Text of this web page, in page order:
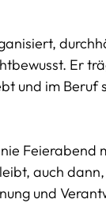
Er
und im Beruf
Feierabend
auch
und